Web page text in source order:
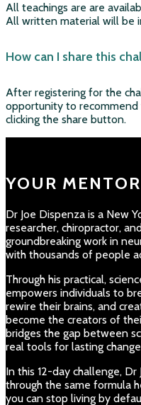
All teachings are are
All written material will be
How can I share this
After registering for the
opportunity to
clicking the share button.
YOUR
Dr Joe Dispenza is a New
researcher, chiropractor,
groundbreaking work in
with thousands of people
Through his practical,
empowers individuals to
rewire their brains, and
become the creators of
bridges the gap between
real tools for lasting
In this 12-day challenge,
through the same formula
you can stop living by